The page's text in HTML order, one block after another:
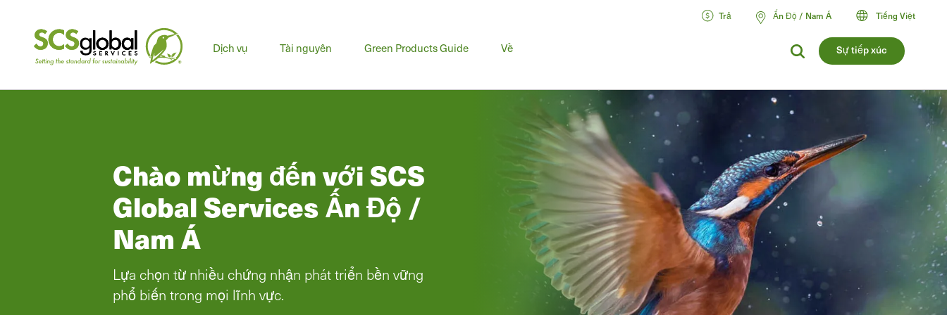
Sự tiếp xúc
Dịch vụ Tài nguyên Green Products Guide Về
Trả Ấn Độ / Nam Á Tiếng Việt
Chào mừng đến với SCS
Global Services Ấn Độ /
Nam Á
Lựa chọn từ nhiều chứng nhận phát triển bền vững
phổ biến trong mọi lĩnh vực.